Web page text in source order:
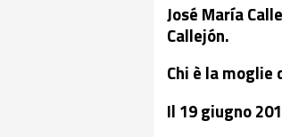
José María
Callejón.
Chi è la moglie
Il 19 giugno